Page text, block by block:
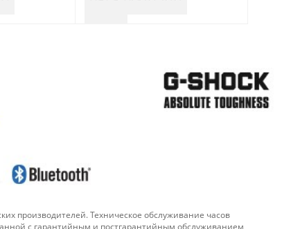
производителей. Техническое обслуживание часов
с гарантийным и постгарантийным обслуживанием